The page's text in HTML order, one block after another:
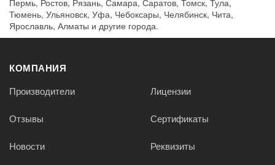
Пермь, Ростов, Рязань, Самара, Саратов, Томск, Тула,
Тюмень, Ульяновск, Уфа, Чебоксары, Челябинск, Чита,
Ярославль, Алматы и другие города.
КОМПАНИЯ
Производители Лицензии
Отзывы Сертификаты
Новости Реквизиты